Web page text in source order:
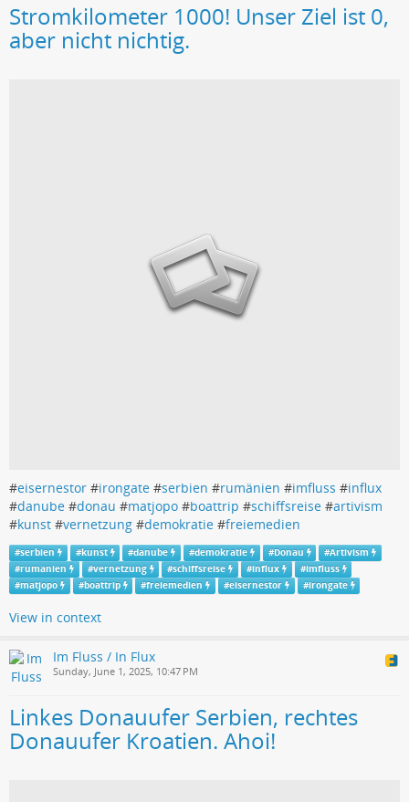
Stromkilometer 1000! Unser Ziel ist 0,
aber nicht nichtig.
#eisernestor #irongate #serbien #rumänien #imfluss #influx
#danube #donau #matjopo #boattrip #schiffsreise #artivism
#kunst #vernetzung #demokratie #freiemedien
#serbien #kunst #danube #demokratie #Donau #Artivism
#rumanien #vernetzung #schiffsreise #influx #imfluss
#matjopo #boattrip #freiemedien #eisernestor #irongate
View in context
Im Fluss / In Flux
Sunday, June 1, 2025, 10:47 PM
Linkes Donauufer Serbien, rechtes
Donauufer Kroatien. Ahoi!